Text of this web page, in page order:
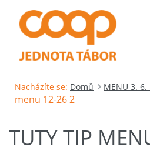
Nacházíte se: Domů MENU 3. 6.
menu 12-26 2
TUTY TIP